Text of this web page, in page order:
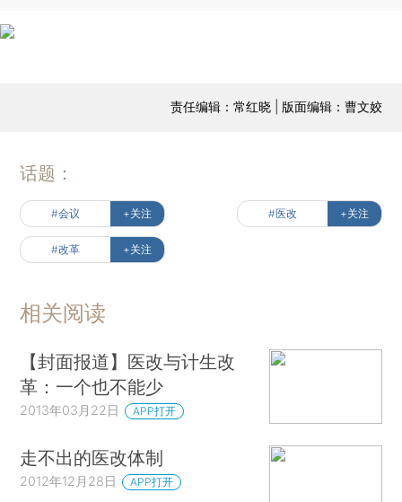
责任编辑：常红晓 | 版面编辑：曹文姣
话题：
#会议 +关注 #医改 +关注
#改革 +关注
相关阅读
【封面报道】医改与计生改
革：一个也不能少
2013年03月22日 APP打开
走不出的医改体制
2012年12月28日 APP打开